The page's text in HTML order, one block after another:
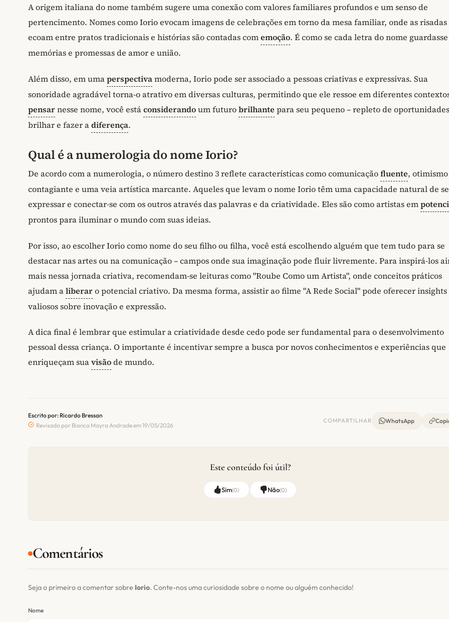
A origem italiana do nome também sugere uma conexão com valores familiares profundos e um senso de
pertencimento. Nomes como Iorio evocam imagens de celebrações em torno da mesa familiar, onde as risadas
ecoam entre pratos tradicionais e histórias são contadas comemoção. É como se cada letra do nome guardasse
memórias e promessas de amor e união.
Além disso, em umaperspectivamoderna, Iorio pode ser associado a pessoas criativas e expressivas. Sua
sonoridade agradável torna-o atrativo em diversas culturas, permitindo que ele ressoe em diferentes
pensarnesse nome, você estáconsiderandoum futurobrilhante para seu pequeno – repleto de
brilhar e fazer adiferença.
Qual é a numerologia do nome Iorio?
De acordo com a numerologia, o número destino 3 reflete características como comunicaçãofluente, otimismo
contagiante e uma veia artística marcante. Aqueles que levam o nome Iorio têm uma capacidade natural de se
expressar e conectar-se com os outros através das palavras e da criatividade. Eles são como artistas em
prontos para iluminar o mundo com suas ideias.
Por isso, ao escolher Iorio como nome do seu filho ou filha, você está escolhendo alguém que tem tudo para se
destacar nas artes ou na comunicação – campos onde sua imaginação pode fluir livremente. Para inspirá-los
mais nessa jornada criativa, recomendam-se leituras como "Roube Como um Artista", onde conceitos práticos
ajudam aliberaro potencial criativo. Da mesma forma, assistir ao filme "A Rede Social" pode oferecer insights
valiosos sobre inovação e expressão.
A dica final é lembrar que estimular a criatividade desde cedo pode ser fundamental para o desenvolvimento
pessoal dessa criança. O importante é incentivar sempre a busca por novos conhecimentos e experiências que
enriqueçam suavisãode mundo.
Escrito por: Ricardo Bressan
Revisado por Bianca Mayra Andrade em 19/05/2026
COMPARTILHAR WhatsApp
Este conteúdo foi útil?
Sim(0) Não(0)
Comentários
Seja o primeiro a comentar sobre Iorio. Conte-nos uma curiosidade sobre o nome ou alguém conhecido!
Nome